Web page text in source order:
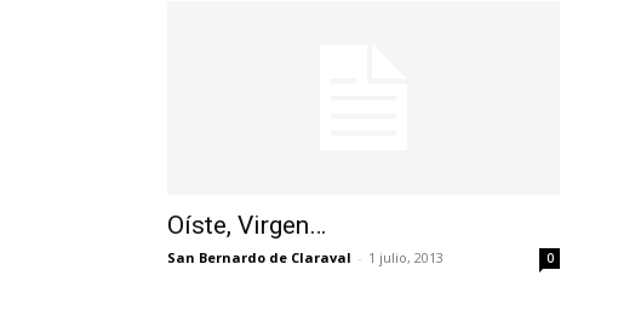
Oíste, Virgen…
San Bernardo de Claraval - 1 julio, 2013 0